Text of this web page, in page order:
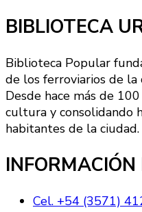
BIBLIOTECA
Biblioteca Popular
de los ferroviarios de la
Desde hace más de
cultura y consolidando
habitantes de la ciudad.
Cel. +54 (3571)